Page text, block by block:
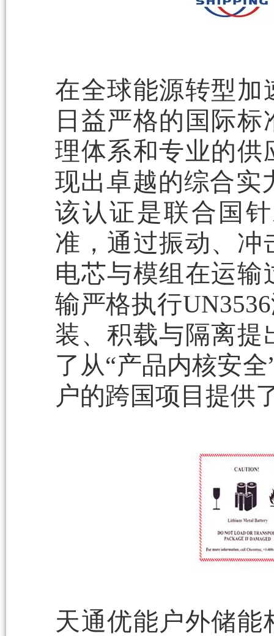
在全球能源转型加
日益严格的国际
理体系和专业的供
现出卓越的综合实
该认证是联合国
准，通过振动、冲
电芯与模组在运
输严格执行
装、积载与隔离提
了从“产品内核安
户的跨国项目提供
天通优能户外储